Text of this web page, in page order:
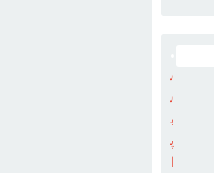
سگ
سامويد
بازيگوش
پر